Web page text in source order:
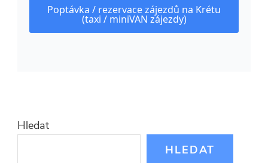
Poptávka / rezervace zájezdů na Krétu
(taxi / miniVAN zájezdy)
Hledat
HLEDAT